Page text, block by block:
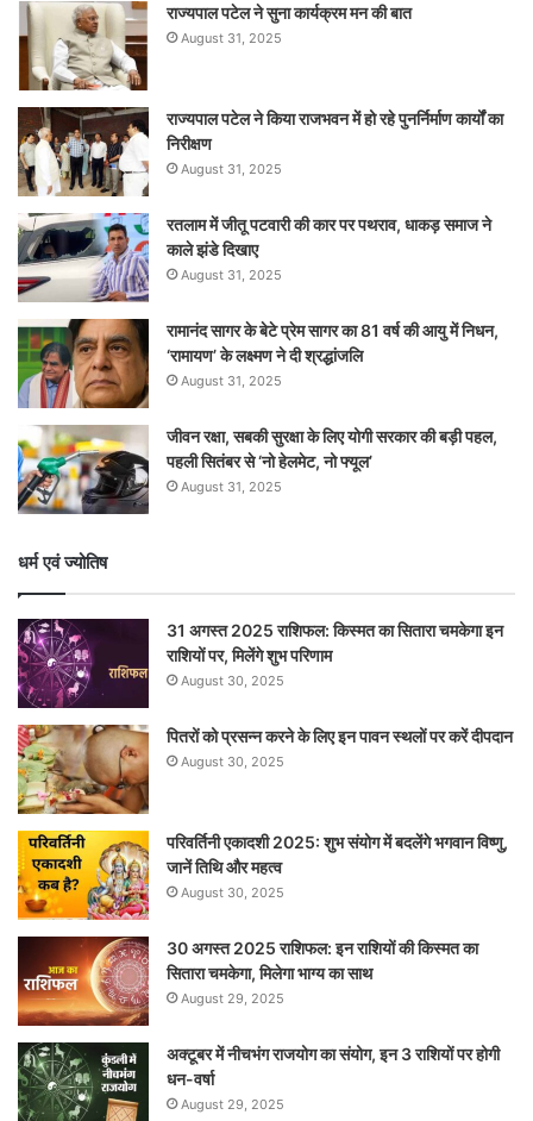
राज्यपाल पटेल ने सुना कार्यक्रम मन की बात
August 31, 2025
राज्यपाल पटेल ने किया राजभवन में हो रहे पुनर्निर्माण कार्यों का
निरीक्षण
August 31, 2025
रतलाम में जीतू पटवारी की कार पर पथराव, धाकड़ समाज ने
काले झंडे दिखाए
August 31, 2025
रामानंद सागर के बेटे प्रेम सागर का 81 वर्ष की आयु में निधन,
‘रामायण’ के लक्ष्मण ने दी श्रद्धांजलि
August 31, 2025
जीवन रक्षा, सबकी सुरक्षा के लिए योगी सरकार की बड़ी पहल,
पहली सितंबर से ‘नो हेलमेट, नो फ्यूल’
August 31, 2025
धर्म एवं ज्योतिष
31 अगस्त 2025 राशिफल: किस्मत का सितारा चमकेगा इन
राशियों पर, मिलेंगे शुभ परिणाम
August 30, 2025
पितरों को प्रसन्न करने के लिए इन पावन स्थलों पर करें दीपदान
August 30, 2025
परिवर्तिनी एकादशी 2025: शुभ संयोग में बदलेंगे भगवान विष्णु,
जानें तिथि और महत्व
August 30, 2025
30 अगस्त 2025 राशिफल: इन राशियों की किस्मत का
सितारा चमकेगा, मिलेगा भाग्य का साथ
August 29, 2025
अक्टूबर में नीचभंग राजयोग का संयोग, इन 3 राशियों पर होगी
धन-वर्षा
August 29, 2025